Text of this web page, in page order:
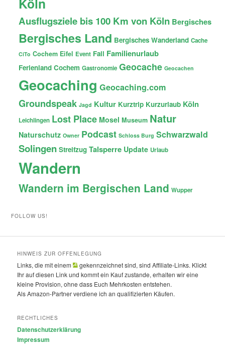
Ausflugsziele bis 100 Km von Köln Bergisches
Bergisches Land Bergisches Wanderland Cache
CiTo Cochem Eifel Event Fail Familienurlaub
Ferienland Cochem Gastronomie Geocache Geocachen
Geocaching Geocaching.com
Groundspeak Jagd Kultur Kurztrip Kurzurlaub Köln
Leichlingen Lost Place Mosel Museum Natur
Naturschutz Owner Podcast Schloss Burg Schwarzwald
Solingen Streifzug Talsperre Update Urlaub
Wandern
Wandern im Bergischen Land Wupper
FOLLOW US!
HINWEIS ZUR OFFENLEGUNG
Links, die mit einem
gekennzeichnet sind, sind Affiliate-Links. Klickt
Ihr auf diesen Link und kommt ein Kauf zustande, erhalten wir eine
kleine Provision, ohne dass Euch Mehrkosten entstehen.
Als Amazon-Partner verdiene ich an qualifizierten Käufen.
RECHTLICHES
Datenschutzerklärung
Impressum